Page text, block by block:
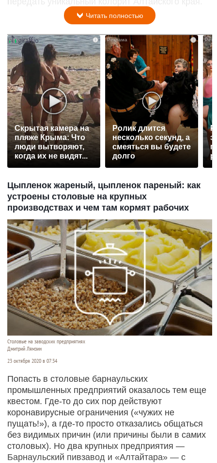
Читать полностью
i
Скрытая камера на
пляже Крыма: Что
люди вытворяют,
когда их не видят...
Ролик длится
несколько секунд, а
смеяться вы будете
долго
Цыпленок жареный, цыпленок пареный: как
устроены столовые на крупных
производствах и чем там кормят рабочих
Столовые на заводских предприятиях
Дмитрий Лямзин
23 октября 2020 в 07:34
Попасть в столовые барнаульских
промышленных предприятий оказалось тем еще
квестом. Где-то до сих пор действуют
коронавирусные ограничения («чужих не
пущать!»), а где-то просто отказались общаться
без видимых причин (или причины были в самих
столовых). Но два крупных предприятия —
Барнаульский пивзавод и «Алтайтара» — с